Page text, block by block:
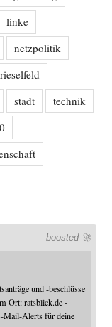
linke
netzpolitik
rieselfeld
stadt
technik
boosted 🚀
und -beschlüsse
Ort: ratsblick.de -
Mail-Alerts für deine